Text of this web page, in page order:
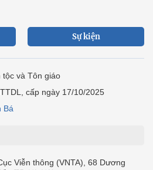
Sự kiện
tộc và Tôn giáo
cấp ngày 17/10/2025
Bá
Viễn thông (VNTA), 68 Dương